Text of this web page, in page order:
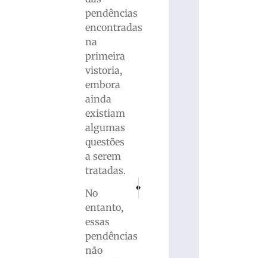
pendências
encontradas
na
primeira
vistoria,
embora
ainda
existiam
algumas
questões
a serem
tratadas.
No
entanto,
essas
pendências
não